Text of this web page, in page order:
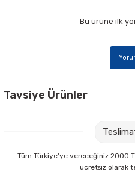
Bu ürüne ilk
Tavsiye Ürünler
119,00 TL
Tüm Türkiye'ye vereceğiniz 2000
ücretsiz olarak